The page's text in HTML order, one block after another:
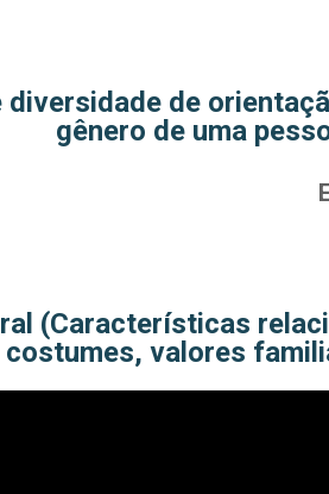
diversidade de
gênero de uma
(Características
costumes, valores